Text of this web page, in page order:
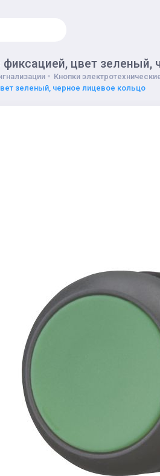
фиксацией, цвет
Кнопки
зеленый, черное лицевое кольцо